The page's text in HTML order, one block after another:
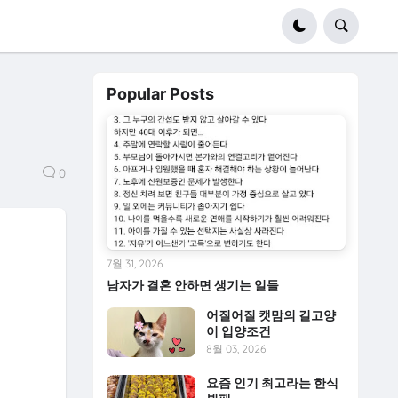
0
Popular Posts
남자가 결혼 안하면 생기는 일들
7월 31, 2026
어질어질 캣맘의 길고양
이 입양조건
8월 03, 2026
요즘 인기 최고라는 한식